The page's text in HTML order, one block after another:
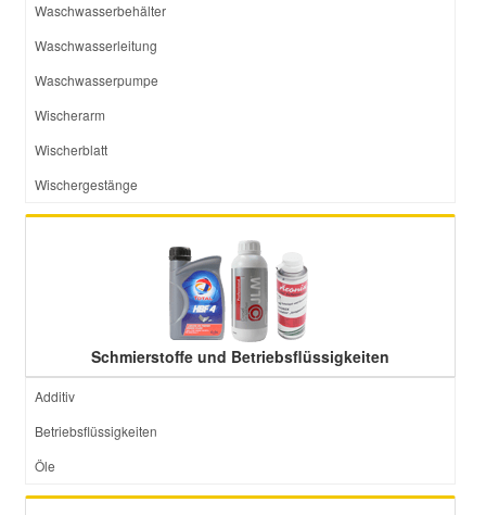
Waschwasserbehälter
Waschwasserleitung
Waschwasserpumpe
Wischerarm
Wischerblatt
Wischergestänge
Schmierstoffe und Betriebsflüssigkeiten
Additiv
Betriebsflüssigkeiten
Öle